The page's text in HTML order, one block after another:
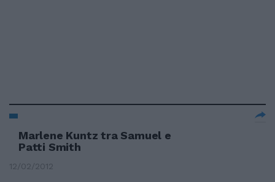
Marlene Kuntz tra Samuel e
Patti Smith
12/02/2012